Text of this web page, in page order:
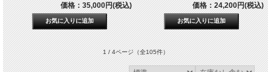
価格：35,000円(税込)
価格：24,200円(税込)
1 / 4ページ（全105件）